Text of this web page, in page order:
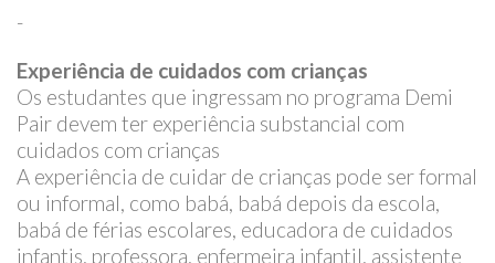
-
Experiência de cuidados com crianças
Os estudantes que ingressam no programa Demi
Pair devem ter experiência substancial com
cuidados com crianças
A experiência de cuidar de crianças pode ser formal
ou informal, como babá, babá depois da escola,
babá de férias escolares, educadora de cuidados
infantis, professora, enfermeira infantil, assistente